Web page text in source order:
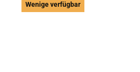
Wenige verfügbar